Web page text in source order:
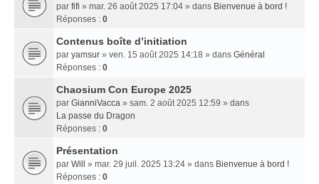
par fifi » mar. 26 août 2025 17:04 » dans Bienvenue à bord !
Réponses : 0
Contenus boîte d’initiation
par yamsur » ven. 15 août 2025 14:18 » dans Général
Réponses : 0
Chaosium Con Europe 2025
par GianniVacca » sam. 2 août 2025 12:59 » dans
La passe du Dragon
Réponses : 0
Présentation
par Will » mar. 29 juil. 2025 13:24 » dans Bienvenue à bord !
Réponses : 0